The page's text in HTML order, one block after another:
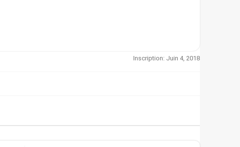
Inscription: Juin 4, 2018